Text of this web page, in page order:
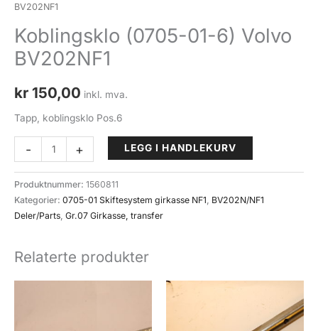
BV202NF1
Koblingsklo (0705-01-6) Volvo
BV202NF1
kr 150,00 inkl. mva.
Tapp, koblingsklo Pos.6
-
Koblingsklo
(0705-
01-
6)
Volvo
antall
+ LEGG I HANDLEKURV
Produktnummer: 1560811
Kategorier: 0705-01 Skiftesystem girkasse NF1, BV202N/NF1
Deler/Parts, Gr.07 Girkasse, transfer
Relaterte produkter